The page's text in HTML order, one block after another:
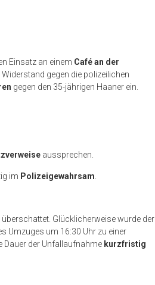
Einsatz an einem Café an der
Widerstand gegen die polizeilichen
gegen den 35-jährigen Haaner ein.
aussprechen.
im Polizeigewahrsam.
überschattet. Glücklicherweise wurde der
Umzuges um 16:30 Uhr zu einer
Dauer der Unfallaufnahme kurzfristig